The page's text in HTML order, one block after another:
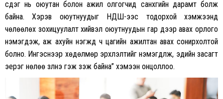
үүсдэг нь оюутан болон ажил олгогчид санхүүгийн дарамт болж
байна. Хэрэв оюутнуудыг НДШ-ээс тодорхой хэмжээнд
чөлөөлөх зохицуулалт хийвэл оюутнуудын гар дээр авах орлого
нэмэгдэж, аж ахуйн нэгжүүд ч цагийн ажилтан авах сонирхолтой
болно. Ингэснээр хөдөлмөр эрхлэлтийг нэмэгдүүлж, эдийн засагт
эерэг нөлөө үзүүлнэ гэж үзэж байна” хэмээн онцоллоо.